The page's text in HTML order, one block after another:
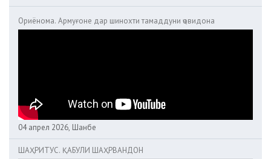
Ориёнома. Армуғоне дар шинохти тамаддуни ҷовидона
04 апрел 2026, Шанбе
ШАҲРИТУС. ҚАБУЛИ ШАҲРВАНДОН